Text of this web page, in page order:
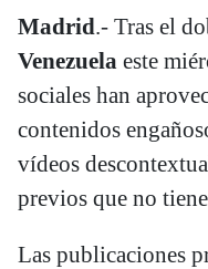
Madrid.- Tras el
Venezuela este
sociales han
contenidos
vídeos
previos que no
Las publicaciones